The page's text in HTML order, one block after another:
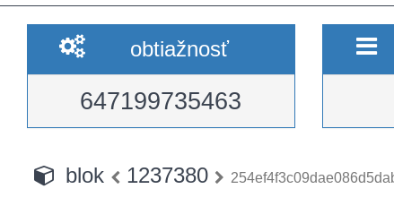
obtiažnosť
647199735463
blok 1237380